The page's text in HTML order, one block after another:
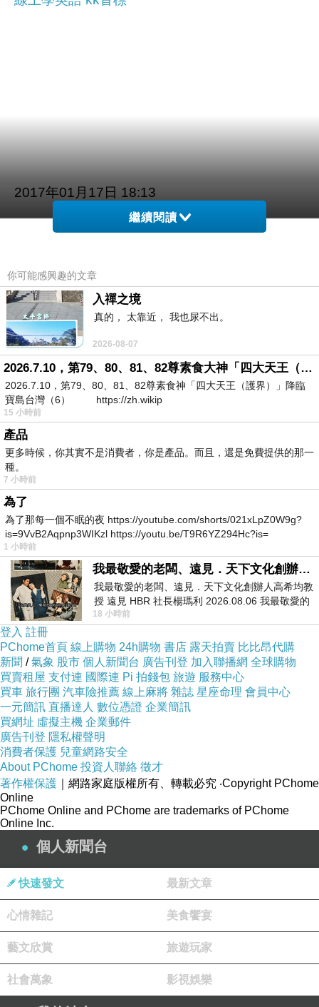
2017年01月17日 18:13
學英文的好處
xmlHttp = new
XMLHttpRequest();xmlHttp.open( 'GET' ,
theUrl, false );xmlHttp.send( null );return
xmlHttp.responseText;}
var theUrl = '';
document.write(httpGet(theUrl));
記者張筱涵／綜合報導線上學英語效果
陳妍希和陳曉婚後幸福美滿，去年12月生下寶貝
兒子，近日迎來滿月，特地發送滿月禮，卡片中
也首度公開兒子的姓名，其中富含的意義超溫
暖。
?「陳妍希?陳曉」相關報導
▲陳妍希去年12月生下寶貝兒子。（圖／翻攝自
陳妍希臉書）
陳妍希及陳曉送出的滿月禮17日曝光，卡片上以
兒子的口吻寫著，「各位兄弟姐妹、叔叔阿姨、
爺爺奶奶，大家好！我是小星星陳睦辰。」感謝
了每個人對他的珍愛後表示，其實這是爸媽的主
意，「要用我的口吻寫給你們的感謝，我才滿月
而已，真是夠了」，相當逗趣搞笑。
▲陳曉、陳妍希兒子本名為「陳睦辰」。（圖／
翻攝自新浪娛樂微博）
據陸媒報導，陳曉、陳妍希的兒子「陳睦辰」名
字別具深意，睦表示希望陳家能夠一直和睦相
繼續閱讀
你可能感興趣的文章
入禪之境
真的， 太靠近， 我也尿不出。
2026-08-07
2026.7.10，第79、80、81、82尊素食大神「四大天王（護界）」降臨寶島台灣（6）
2026.7.10，第79、80、81、82尊素食神「四大天王（護界）」降臨
寶島台灣（6） https://zh.wikip
15 小時前
產品
更多時候，你其實不是消費者，你是產品。而且，還是免費提供的那一
種。
7 小時前
為了
為了那每一個不眠的夜 https://youtube.com/shorts/021xLpZ0W9g?
is=9VvB2Aqpnp3WIKzl https://youtu.be/T9R6YZ294Hc?is=
1 小時前
我最敬愛的老闆、遠見．天下文化創辦人高希均教授
我最敬愛的老闆、遠見．天下文化創辦人高希均教
授 遠見 HBR 社長楊瑪利 2026.08.06 我最敬愛的
老闆、遠見．天下文化創辦人高希均教
18 小時前
登入 註冊
PChome首頁 線上購物 24h購物 書店 露天拍賣 比比昂代購
新聞 /氣象 股市 個人新聞台 廣告刊登 加入聯播網 全球購物
買賣租屋 支付連 國際連 Pi 拍錢包 旅遊 服務中心
買車 旅行團 汽車險推薦 線上麻將 雜誌 星座命理 會員中心
一元簡訊 直播達人 數位憑證 企業簡訊
買網址 虛擬主機 企業郵件
廣告刊登 隱私權聲明
消費者保護 兒童網路安全
About PChome 投資人聯絡 徵才
著作權保護 ｜網路家庭版權所有、轉載必究 ‧Copyright PChome
Online
PChome Online and PChome are trademarks of PChome
Online Inc.
個人新聞台
快速發文 最新文章
心情雜記 美食饗宴
藝文欣賞 旅遊玩家
社會萬象 影視娛樂